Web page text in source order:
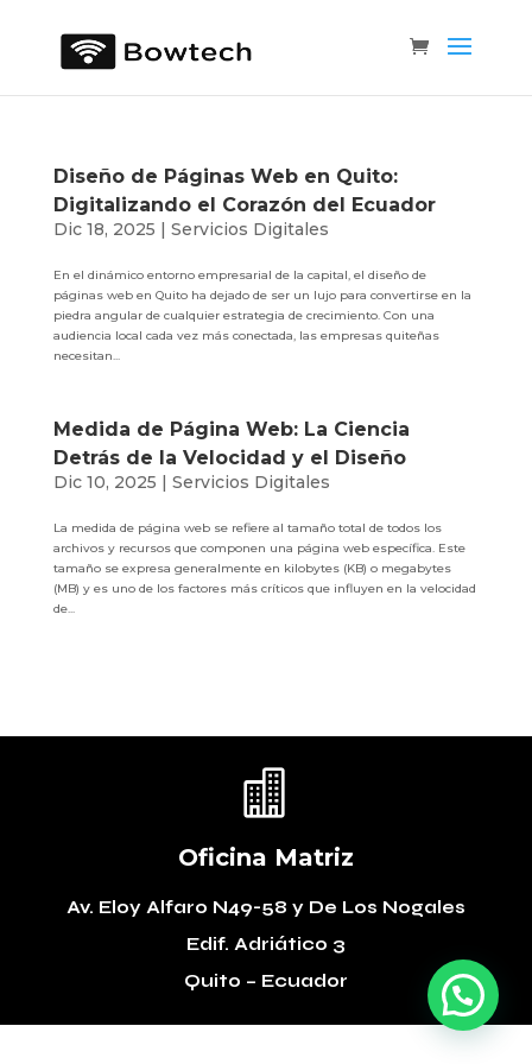
Diseño de Páginas Web en Quito:
Digitalizando el Corazón del Ecuador
Dic 18, 2025 | Servicios Digitales
En el dinámico entorno empresarial de la capital, el diseño de
páginas web en Quito ha dejado de ser un lujo para convertirse en la
piedra angular de cualquier estrategia de crecimiento. Con una
audiencia local cada vez más conectada, las empresas quiteñas
necesitan...
Medida de Página Web: La Ciencia
Detrás de la Velocidad y el Diseño
Dic 10, 2025 | Servicios Digitales
La medida de página web se refiere al tamaño total de todos los
archivos y recursos que componen una página web específica. Este
tamaño se expresa generalmente en kilobytes (KB) o megabytes
(MB) y es uno de los factores más críticos que influyen en la velocidad
de...

Oficina Matriz
Av. Eloy Alfaro N49-58 y De Los Nogales
Edif. Adriático 3
Quito – Ecuador